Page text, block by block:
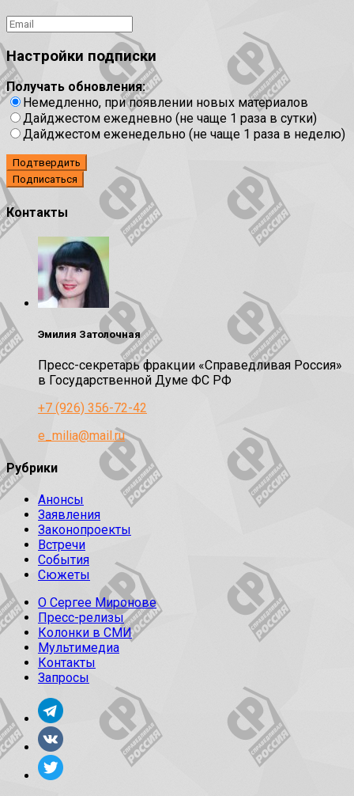
Настройки подписки
Получать обновления:
Немедленно, при появлении новых материалов
Дайджестом ежедневно (не чаще 1 раза в сутки)
Дайджестом еженедельно (не чаще 1 раза в неделю)
Подтвердить
Контакты
Эмилия Затолочная
Пресс-секретарь фракции «Справедливая Россия»
в Государственной Думе ФС РФ
+7 (926) 356-72-42
e_milia@mail.ru
Рубрики
Анонсы
Заявления
Законопроекты
Встречи
События
Сюжеты
О Сергее Миронове
Пресс-релизы
Колонки в СМИ
Мультимедиа
Контакты
Запросы